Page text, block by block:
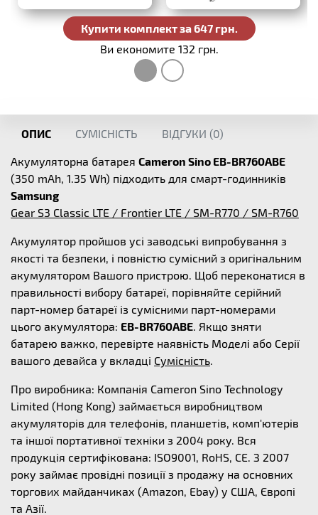
Купити комплект за 647 грн.
Ви економите 132 грн.
ОПИС СУМІСНІСТЬ ВІДГУКИ (0)
Акумуляторна батарея Cameron Sino EB-BR760ABE
(350 mAh, 1.35 Wh) підходить для смарт-годинників
Samsung
Gear S3 Classic LTE / Frontier LTE / SM-R770 / SM-R760
Акумулятор пройшов усі заводські випробування з
якості та безпеки, і повністю сумісний з оригінальним
акумулятором Вашого пристрою. Щоб переконатися в
правильності вибору батареї, порівняйте серійний
парт-номер батареї із сумісними парт-номерами
цього акумулятора: EB-BR760ABE. Якщо зняти
батарею важко, перевірте наявність Моделі або Серії
вашого девайса у вкладці Сумісність.
Про виробника: Компанія Cameron Sino Technology
Limited (Hong Kong) займається виробництвом
акумуляторів для телефонів, планшетів, комп'ютерів
та іншої портативної техніки з 2004 року. Вся
продукція сертифікована: ISO9001, RoHS, CE. З 2007
року займає провідні позиції з продажу на основних
торгових майданчиках (Amazon, Ebay) у США, Європі
та Азії.